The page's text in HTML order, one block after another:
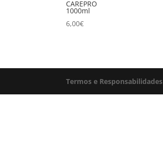
CAREPRO
1000ml
6,00€
Termos e Responsabilidades